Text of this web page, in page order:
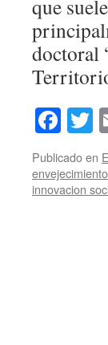
que
doctoral
Publicado en
innovacion